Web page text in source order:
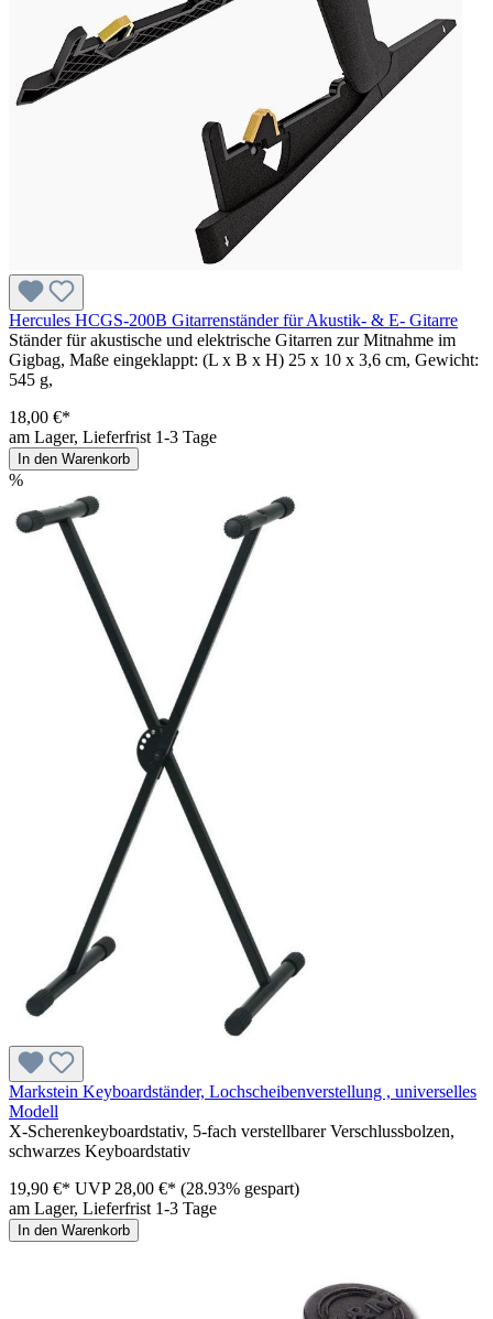
Hercules HCGS-200B Gitarrenständer für Akustik- & E- Gitarre
Ständer für akustische und elektrische Gitarren zur Mitnahme im
Gigbag, Maße eingeklappt: (L x B x H) 25 x 10 x 3,6 cm, Gewicht:
545 g,
18,00 €*
am Lager, Lieferfrist 1-3 Tage
In den Warenkorb
%
Markstein Keyboardständer, Lochscheibenverstellung , universelles
Modell
X-Scherenkeyboardstativ, 5-fach verstellbarer Verschlussbolzen,
schwarzes Keyboardstativ
19,90 €* UVP 28,00 €* (28.93% gespart)
am Lager, Lieferfrist 1-3 Tage
In den Warenkorb